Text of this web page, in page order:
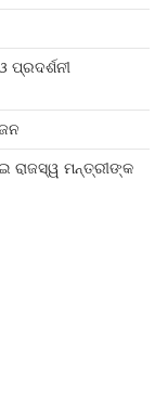
ରାଜସ୍ୱ ମନ୍ତ୍ରୀଙ୍କ